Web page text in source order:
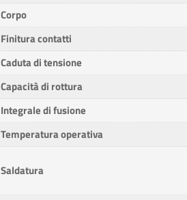
Corpo
Finitura contatti
Caduta di tensione
Capacità di rottura
Integrale di fusione
Temperatura operativa
Saldatura